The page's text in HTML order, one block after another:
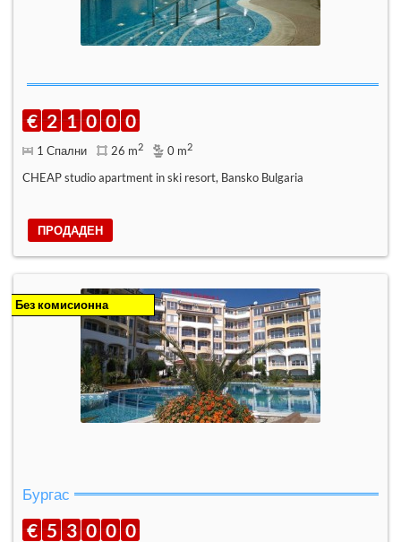
€ 2 1 0 0 0
1 Спални 26 m2 0 m2
CHEAP studio apartment in ski resort, Bansko Bulgaria
ПРОДАДЕН
Бургас
Без комисионна
€ 5 3 0 0 0